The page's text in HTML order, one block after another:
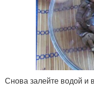
Снова залейте водой и